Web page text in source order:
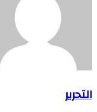
التحرير